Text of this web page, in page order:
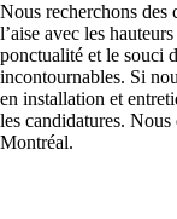
Nous recherchons des
l’aise avec les
ponctualité et le souci
incontournables. Si
en installation et
les candidatures. Nous
Montréal.